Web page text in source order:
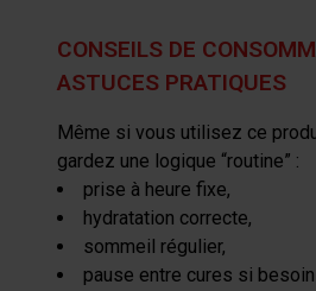
analyse du trafic. Nous
partenaires de médias sociaux,
qui peuvent combiner celles-ci
autres que vous leur avez
collectées lors de votre utilisation
CONSEILS DE
ASTUCES PRATIQUES
Même si vous utilisez ce
gardez une logique “routine” :
prise à heure fixe,
hydratation correcte,
sommeil régulier,
pause entre cures si